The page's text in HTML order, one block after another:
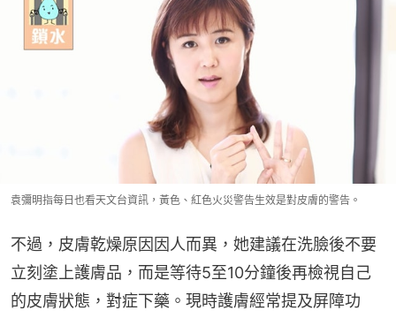
袁彌明指每日也看天文台資訊，黃色、紅色火災警告生效是對皮膚的警告。
不過，皮膚乾燥原因因人而異，她建議在洗臉後不要
立刻塗上護膚品，而是等待5至10分鐘後再檢視自己
的皮膚狀態，對症下藥。現時護膚經常提及屏障功